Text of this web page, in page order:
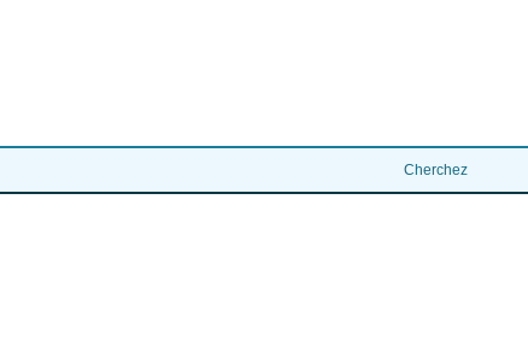
Cherchez